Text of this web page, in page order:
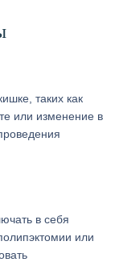
таких как
или изменение в
в себя
или